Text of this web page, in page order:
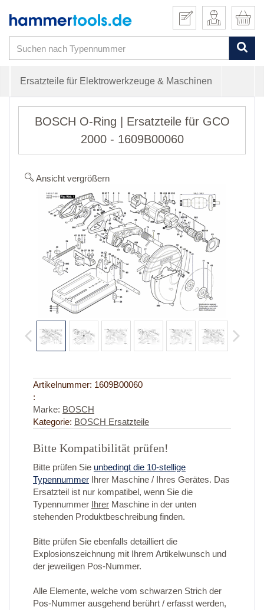
Ersatzteile für Elektrowerkzeuge & Maschinen
BOSCH O-Ring | Ersatzteile für GCO
2000 - 1609B00060
Ansicht vergrößern
Artikelnummer: 1609B00060
:
Marke: BOSCH
Kategorie: BOSCH Ersatzteile
Bitte Kompatibilität prüfen!
Bitte prüfen Sie unbedingt die 10-stellige
Typennummer Ihrer Maschine / Ihres Gerätes. Das
Ersatzteil ist nur kompatibel, wenn Sie die
Typennummer Ihrer Maschine in der unten
stehenden Produktbeschreibung finden.
Bitte prüfen Sie ebenfalls detailliert die
Explosionszeichnung mit Ihrem Artikelwunsch und
der jeweiligen Pos-Nummer.
Alle Elemente, welche vom schwarzen Strich der
Pos-Nummer ausgehend berührt / erfasst werden,